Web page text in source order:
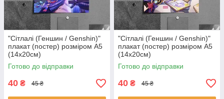
"Сітлалі (Геншин / Genshin)"
плакат (постер) розміром А5
(14х20см)
Готово до відправки
40 ₴ 45 ₴
"Сітлалі (Геншин / Genshin)"
плакат (постер) розміром А5
(14х20см)
Готово до відправки
40 ₴ 45 ₴